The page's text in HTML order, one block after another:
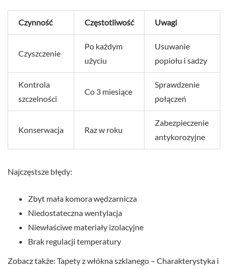
Czynność Częstotliwość Uwagi
Czyszczenie
Po każdym
użyciu
Usuwanie
popiołu i sadzy
Kontrola
szczelności
Co 3 miesiące
Sprawdzenie
połączeń
Konserwacja Raz w roku
Zabezpieczenie
antykorozyjne
Najczęstsze błędy:
Zbyt mała komora wędzarnicza
Niedostateczna wentylacja
Niewłaściwe materiały izolacyjne
Brak regulacji temperatury
Zobacz także: Tapety z włókna szklanego – Charakterystyka i